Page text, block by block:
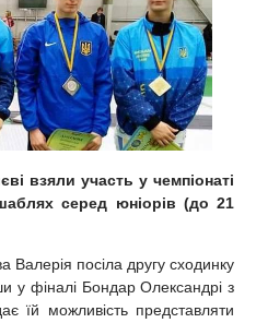
взяли участь у чемпіонаті
серед юніорів (до 21
Валерія посіла другу сходинку
у фіналі Бондар Олександрі з
їй можливість представляти